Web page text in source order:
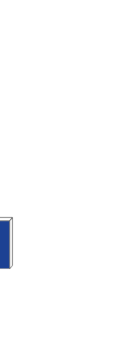
к пониманию
где земное управление
идеи русской
значимость это
времен.